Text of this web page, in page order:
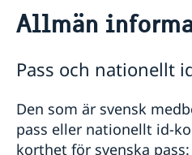
Hjälp till svenskar i
Akut hjälp
Det här kan vi hjälpa dig
Det här gör vi inte
Vem kan få hjälp?
Pass i Sydafrika
Allmän information om
Förnyelse av pass för vuxna
Allmän
Pass och nationellt
Den som är svensk
pass eller nationellt id-
korthet för svenska pass: